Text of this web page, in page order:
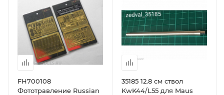
FH700108
Фототравление Russian
35185 12.8 см ствол
KwK44/L55 для Maus